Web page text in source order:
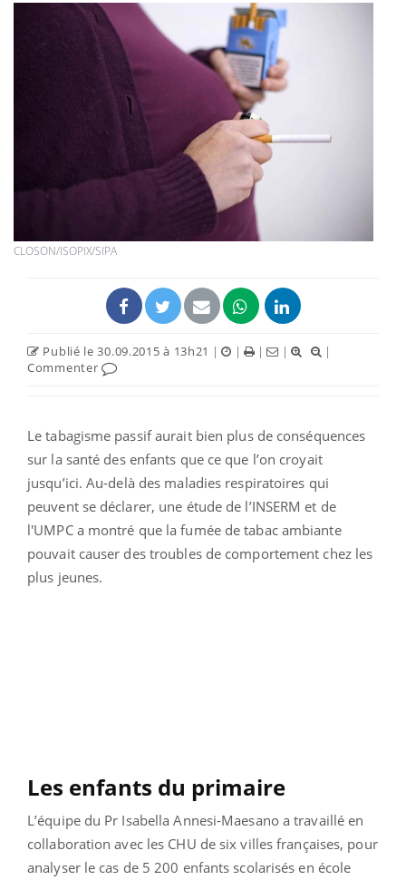
CLOSON/ISOPIX/SIPA
Publié le 30.09.2015 à 13h21 | | | |
|
Commenter
Le tabagisme passif aurait bien plus de conséquences
sur la santé des enfants que ce que l’on croyait
jusqu’ici. Au-delà des maladies respiratoires qui
peuvent se déclarer, une étude de l’INSERM et de
l'UMPC a montré que la fumée de tabac ambiante
pouvait causer des troubles de comportement chez les
plus jeunes.
Les enfants du primaire
L’équipe du Pr Isabella Annesi-Maesano a travaillé en
collaboration avec les CHU de six villes françaises, pour
analyser le cas de 5 200 enfants scolarisés en école